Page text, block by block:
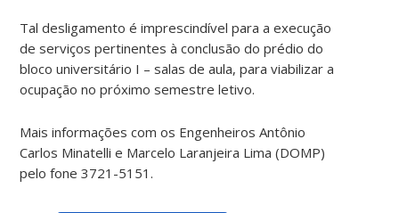
Tal desligamento é imprescindível para a execução
de serviços pertinentes à conclusão do prédio do
bloco universitário I – salas de aula, para viabilizar a
ocupação no próximo semestre letivo.
Mais informações com os Engenheiros Antônio
Carlos Minatelli e Marcelo Laranjeira Lima (DOMP)
pelo fone 3721-5151.